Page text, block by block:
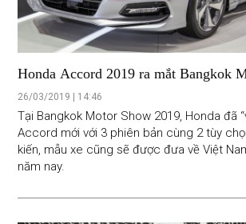
Honda Accord 2019 ra mắt Bangkok
chuẩn bị về Việt Nam
26/03/2019 | 14:46
Tại Bangkok Motor Show 2019, Honda đã
Accord mới với 3 phiên bản cùng 2 tùy
kiến, mẫu xe cũng sẽ được đưa về Việt
năm nay.